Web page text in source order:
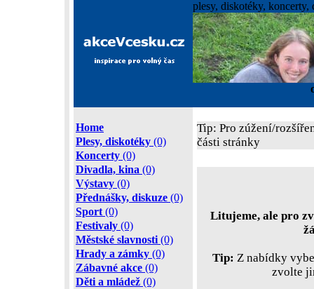
plesy, diskotéky,
Home
Plesy, diskotéky (0)
Koncerty (0)
Divadla, kina (0)
Výstavy (0)
Přednášky, diskuze (0)
Sport (0)
Festivaly (0)
Městské slavnosti (0)
Hrady a zámky (0)
Zábavné akce (0)
Děti a mládež (0)
Tip: Pro zúžení/
části stránky
Litujeme, ale pro
Tip: Z nabídky
zvolte